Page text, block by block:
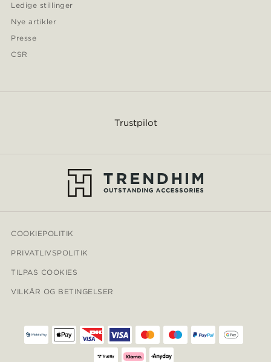
Ledige stillinger
Nye artikler
Presse
CSR
Trustpilot
COOKIEPOLITIK
PRIVATLIVSPOLITIK
TILPAS COOKIES
VILKÅR OG BETINGELSER